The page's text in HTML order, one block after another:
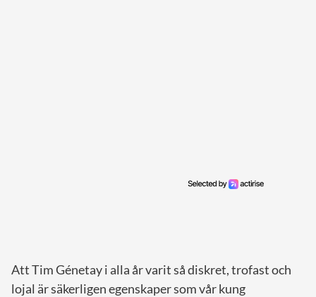
Att Tim Génetay i alla år varit så diskret, trofast och
lojal är säkerligen egenskaper som vår kung